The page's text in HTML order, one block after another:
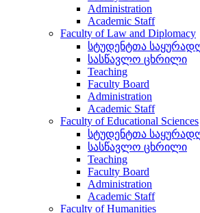
Administration
Academic Staff
Faculty of Law and Diplomacy
სტუდენტთა
სასწავლო ცხრილი
Teaching
Faculty Board
Administration
Academic Staff
Faculty of Educational Sciences
სტუდენტთა
სასწავლო ცხრილი
Teaching
Faculty Board
Administration
Academic Staff
Faculty of Humanities